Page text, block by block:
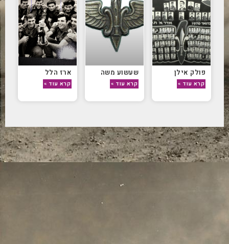
פולק אילן
קרא עוד »
שעשוע משה
קרא עוד »
ארז הלל
קרא עוד »